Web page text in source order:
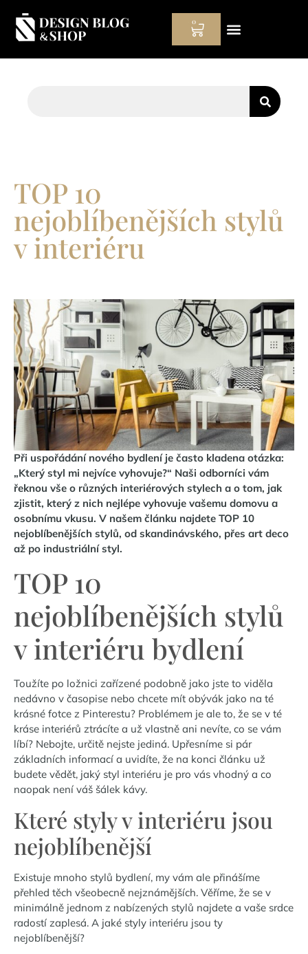
0
TOP 10
nejoblíbenějších stylů
v interiéru
Při uspořádání nového bydlení je často kladena otázka:
„Který styl mi nejvíce vyhovuje?“ Naši odborníci vám
řeknou vše o různých interiérových stylech a o tom, jak
zjistit, který z nich nejlépe vyhovuje vašemu domovu a
osobnímu vkusu. V našem článku najdete TOP 10
nejoblíbenějších stylů, od skandinávského, přes art deco
až po industriální styl.
TOP 10
nejoblíbenějších stylů
v interiéru bydlení
Toužíte po ložnici zařízené podobně jako jste to viděla
nedávno v časopise nebo chcete mít obývák jako na té
krásné fotce z Pinterestu? Problémem je ale to, že se v té
kráse interiérů ztrácíte a už vlastně ani nevíte, co se vám
líbí? Nebojte, určitě nejste jediná. Upřesníme si pár
základních informací a uvidíte, že na konci článku už
budete vědět, jaký styl interiéru je pro vás vhodný a co
naopak není váš šálek kávy.
Které styly v interiéru jsou
nejoblíbenější
Existuje mnoho stylů bydlení, my vám ale přinášíme
přehled těch všeobecně nejznámějších. Věříme, že se v
minimálně jednom z nabízených stylů najdete a vaše srdce
radostí zaplesá. A jaké styly interiéru jsou ty
nejoblíbenější?